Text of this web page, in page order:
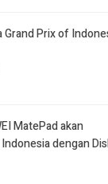
Prix of
MatePad akan
dengan